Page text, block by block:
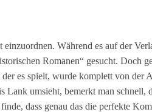
Während es auf der
Romanen“ gesucht. Doch
es spielt, wurde komplett von der
Lank umsieht, bemerkt man schnell,
dass genau das die perfekte